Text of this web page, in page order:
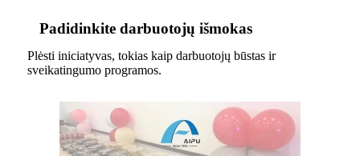
Padidinkite darbuotojų išmokas
Plėsti iniciatyvas, tokias kaip darbuotojų būstas ir
sveikatingumo programos.